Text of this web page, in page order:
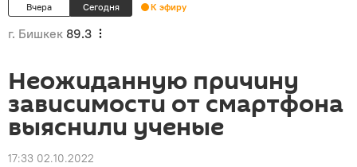
Вчера Сегодня К эфиру
г. Бишкек 89.3
Неожиданную причину
зависимости от смартфона
выяснили ученые
17:33 02.10.2022